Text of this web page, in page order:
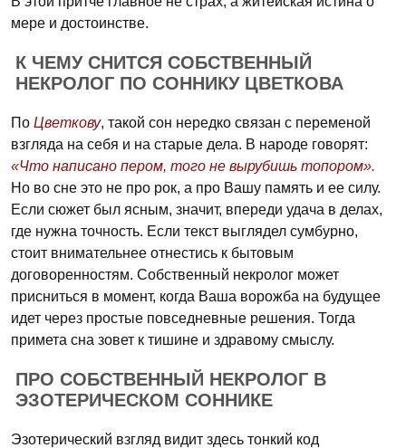
мере и достоинстве.
К ЧЕМУ СНИТСЯ СОБСТВЕННЫЙ
НЕКРОЛОГ ПО СОННИКУ ЦВЕТКОВА
По Цветкову, такой сон нередко связан с переменой
взгляда на себя и на старые дела. В народе говорят:
«Что написано пером, того не вырубишь топором».
Но во сне это не про рок, а про Вашу память и ее силу.
Если сюжет был ясным, значит, впереди удача в делах,
где нужна точность. Если текст выглядел сумбурно,
стоит внимательнее отнестись к бытовым
договоренностям. Собственный некролог может
присниться в момент, когда Ваша ворожба на будущее
идет через простые повседневные решения. Тогда
примета сна зовет к тишине и здравому смыслу.
ПРО СОБСТВЕННЫЙ НЕКРОЛОГ В
ЭЗОТЕРИЧЕСКОМ СОННИКЕ
Эзотерический взгляд видит здесь тонкий код